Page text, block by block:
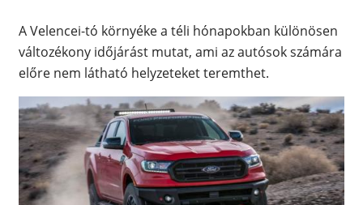
A Velencei-tó környéke a téli hónapokban különösen
változékony időjárást mutat, ami az autósok számára
előre nem látható helyzeteket teremthet.